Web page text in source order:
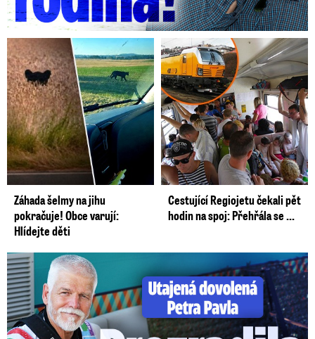
Záhada šelmy na jihu
pokračuje! Obce varují:
Hlídejte děti
Cestující Regiojetu čekali pět
hodin na spoj: Přehřála se ...
Utajená dovolená Petra Pavla: Prozradila ho fotka!